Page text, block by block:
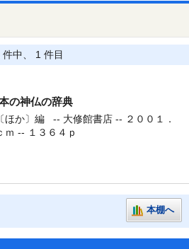
件中、 1 件目
の神仏の辞典
ほか〕編 -- 大修館書店 -- ２００１．
ｍ -- １３６４ｐ
本棚へ